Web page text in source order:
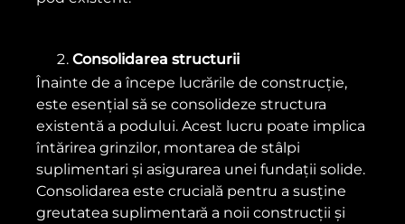
Consolidarea structurii
Înainte de a începe lucrările de construcție,
este esențial să se consolideze structura
existentă a podului. Acest lucru poate implica
întărirea grinzilor, montarea de stâlpi
suplimentari și asigurarea unei fundații solide.
Consolidarea este crucială pentru a susține
greutatea suplimentară a noii construcții și